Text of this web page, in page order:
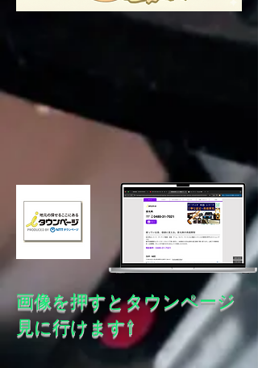
画像を押すとタウンページ
​見に行けます⇧